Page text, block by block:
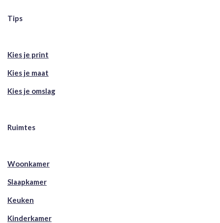
Tips
Kies je print
Kies je maat
Kies je omslag
Ruimtes
Woonkamer
Slaapkamer
Keuken
Kinderkamer